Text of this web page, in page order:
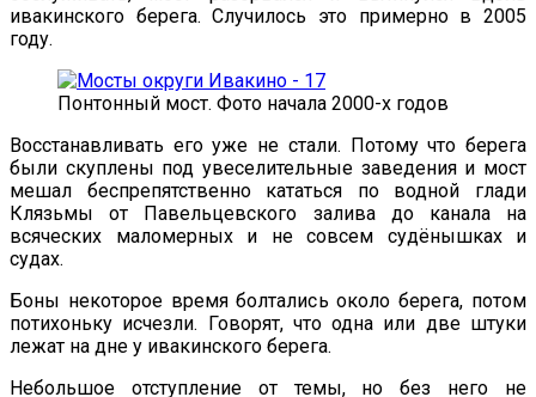
ивакинского берега. Случилось это примерно в 2005
году.
Понтонный мост. Фото начала 2000-х годов
Восстанавливать его уже не стали. Потому что берега
были скуплены под увеселительные заведения и мост
мешал беспрепятственно кататься по водной глади
Клязьмы от Павельцевского залива до канала на
всяческих маломерных и не совсем судёнышках и
судах.
Боны некоторое время болтались около берега, потом
потихоньку исчезли. Говорят, что одна или две штуки
лежат на дне у ивакинского берега.
Небольшое отступление от темы, но без него не